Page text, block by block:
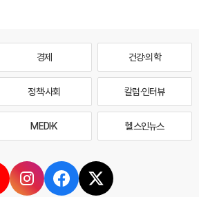
경제 건강·의학
정책·사회 칼럼·인터뷰
MEDI·K 헬스인뉴스